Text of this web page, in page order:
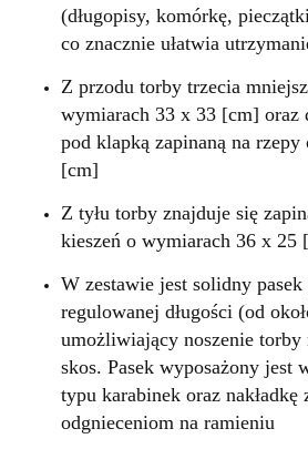
(długopisy, komórkę,
co znacznie ułatwia
Z przodu torby trzecia
wymiarach 33 x 33 [cm] oraz
pod klapką zapinaną na
[cm]
Z tyłu torby znajduje się
kieszeń o wymiarach 36 x 25
W zestawie jest solidny
regulowanej długości (od
umożliwiający noszenie torby
skos. Pasek wyposażony jest
typu karabinek oraz nakładkę
odgnieceniom na ramieniu